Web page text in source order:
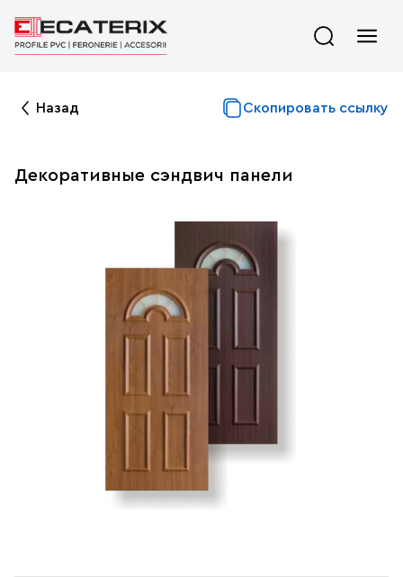
Назад Скопировать ссылку
Декоративные сэндвич панели